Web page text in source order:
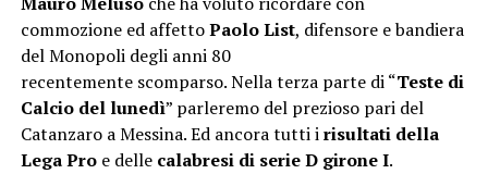
commozione ed affettoPaolo List, difensore e bandiera
del Monopoli degli anni 80
recentemente scomparso. Nella terza parte di “Teste di
Calcio del lunedì” parleremo del prezioso pari del
Catanzaro a Messina. Ed ancora tutti irisultati della
Lega Proe delle calabresi di serie D girone I.